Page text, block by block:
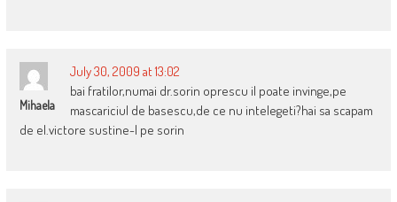
Mihaela
July 30, 2009 at 13:02
bai fratilor,numai dr.sorin oprescu il poate invinge,pe
mascariciul de basescu,de ce nu intelegeti?hai sa scapam
de el.victore sustine-l pe sorin